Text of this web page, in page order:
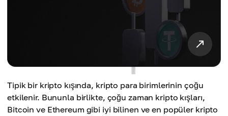
Tipik bir kripto kışında, kripto para birimlerinin çoğu
etkilenir. Bununla birlikte, çoğu zaman kripto kışları,
Bitcoin ve Ethereum gibi iyi bilinen ve en popüler kripto